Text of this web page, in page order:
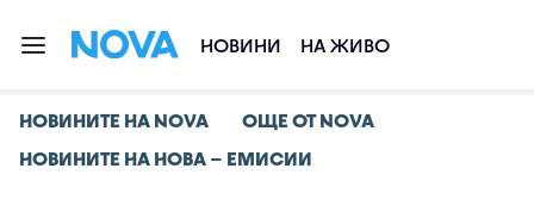
НОВИНИ НА ЖИВО
НОВИНИТЕ НА NOVA
ОЩЕ ОТ NOVA
НОВИНИТЕ НА НОВА – ЕМИСИИ